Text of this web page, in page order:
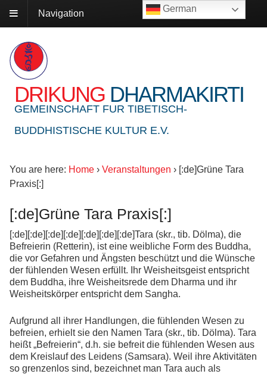
Navigation
DRIKUNG DHARMAKIRTI
GEMEINSCHAFT FUR TIBETISCH-
BUDDHISTISCHE KULTUR E.V.
You are here: Home › Veranstaltungen › [:de]Grüne Tara
Praxis[:]
[:de]Grüne Tara Praxis[:]
[:de][:de][:de][:de][:de][:de][:de]Tara (skr., tib. Dölma), die
Befreierin (Retterin), ist eine weibliche Form des Buddha,
die vor Gefahren und Ängsten beschützt und die Wünsche
der fühlenden Wesen erfüllt. Ihr Weisheitsgeist entspricht
dem Buddha, ihre Weisheitsrede dem Dharma und ihr
Weisheitskörper entspricht dem Sangha.
Aufgrund all ihrer Handlungen, die fühlenden Wesen zu
befreien, erhielt sie den Namen Tara (skr., tib. Dölma). Tara
heißt „Befreierin“, d.h. sie befreit die fühlenden Wesen aus
dem Kreislauf des Leidens (Samsara). Weil ihre Aktivitäten
so grenzenlos sind, bezeichnet man Tara auch als
German